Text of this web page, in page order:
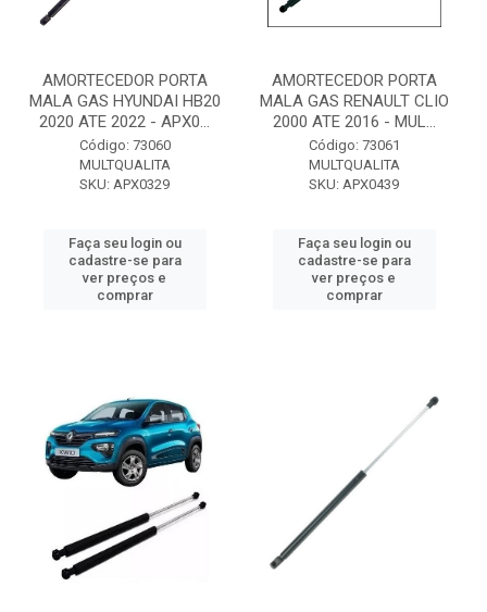
AMORTECEDOR PORTA
MALA GAS HYUNDAI HB20
2020 ATE 2022 - APX0...
Código: 73060
MULTQUALITA
SKU: APX0329
Faça seu login ou
cadastre-se para
ver preços e
comprar
AMORTECEDOR PORTA
MALA GAS RENAULT CLIO
2000 ATE 2016 - MUL...
Código: 73061
MULTQUALITA
SKU: APX0439
Faça seu login ou
cadastre-se para
ver preços e
comprar